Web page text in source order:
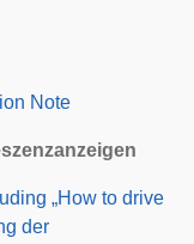
Note
„How to drive
der